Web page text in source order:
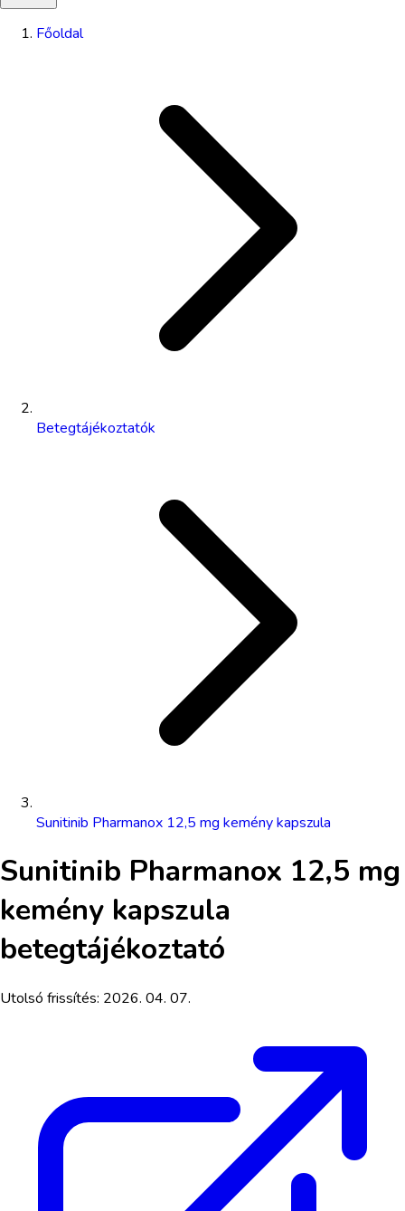
Főoldal
Betegtájékoztatók
Sunitinib Pharmanox 12,5 mg kemény kapszula
Sunitinib Pharmanox 12,5 mg
kemény kapszula
betegtájékoztató
Utolsó frissítés: 2026. 04. 07.